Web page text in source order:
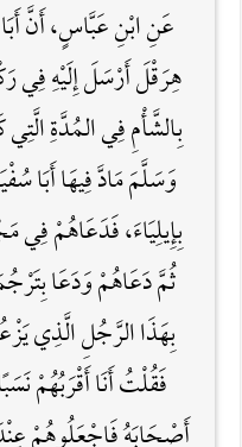
عَنِ ابْنِ عَبَّاسٍ، أَنَّ
هِرَقْلَ أَرْسَلَ إِلَيْهِ فِي
بِالشَّأْمِ فِي المُدَّةِ
وَسَلَّمَ مَادَّ فِيهَا أَبَا
بِإِيلِيَاءَ، فَدَعَاهُمْ
ثُمَّ دَعَاهُمْ وَدَعَا
بِهَذَا الرَّجُلِ الَّذِي
فَقُلْتُ أَنَا أَقْرَبُهُمْ